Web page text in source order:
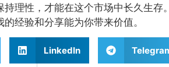
持理性，才能在这个市场中长久生存
经验和分享能为你带来价值。
LinkedIn